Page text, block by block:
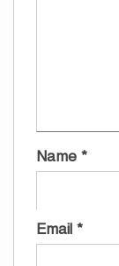
Name *
Email *